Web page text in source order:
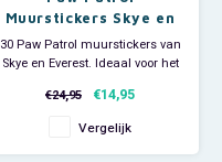
Muurstickers Skye en
Everest - Roommates
30 Paw Patrol muurstickers van
Skye en Everest. Ideaal voor het
Afmeting verpakking: ca. 15,2 x
29,8 cm. Materiaal: zelfklevend
vinyl Verpakking: 1 vel, 50 x 70
cm (hxb).
€24,95 €14,95
Vergelijk